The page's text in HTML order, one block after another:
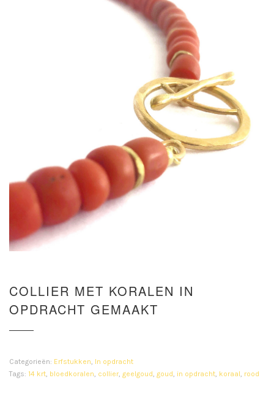
COLLIER MET KORALEN IN
OPDRACHT GEMAAKT
Categorieën: Erfstukken, In opdracht
Tags: 14 krt, bloedkoralen, collier, geelgoud, goud, in opdracht, koraal, rood